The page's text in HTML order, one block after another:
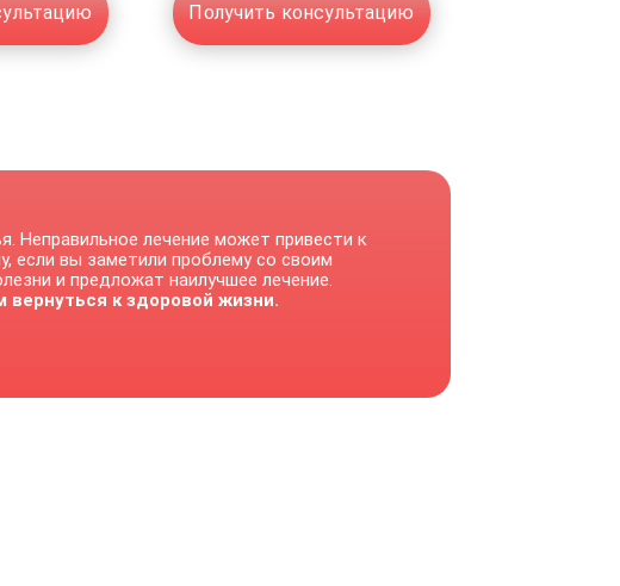
Получить консультацию
лечение может привести к
если вы заметили проблему со своим
и предложат наилучшее лечение.
к здоровой жизни.